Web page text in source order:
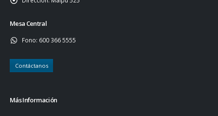
Mesa Central
Fono: 600 366 5555
Contáctanos
Más Información